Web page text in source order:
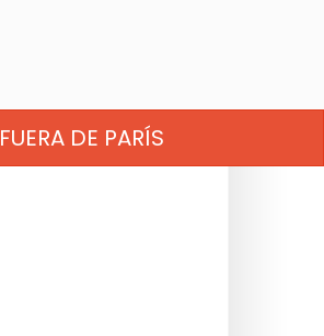
FUERA DE PARÍS